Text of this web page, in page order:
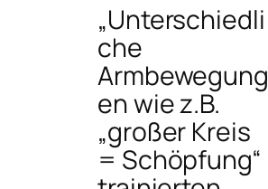
„Unterschiedli
che
Armbewegung
en wie z.B.
„großer Kreis
= Schöpfung“